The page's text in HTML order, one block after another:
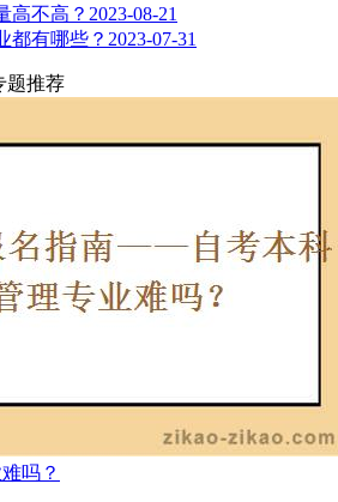
高不高？ 2023-08-21
都有哪些？ 2023-07-31
题推荐
吗？